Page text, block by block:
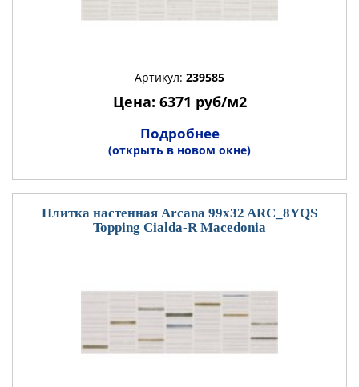
Артикул: 239585
Цена: 6371 руб/м2
Подробнее
(открыть в новом окне)
Плитка настенная Arcana 99x32 ARC_8YQS
Topping Cialda-R Macedonia